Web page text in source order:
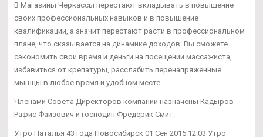
В Магазины Черкассы перестают вкладывать в повышение
своих профессиональных навыков и в повышение
квалификации, а значит перестают расти в профессиональном
плане, что сказывается на динамике доходов. Вы сможете
сэкономить свои время и деньги на посещении массажиста,
избавиться от крепатуры, расслабить перенапряженные
мышцы в любое время и удобном месте.
Членами Совета Директоров компании назначены Кадыров
Рафис Фаизович и господин Фредерик Смит.
Утро Наталья 43 года Новосибирск 01 Сен 2015 12:03 Утро